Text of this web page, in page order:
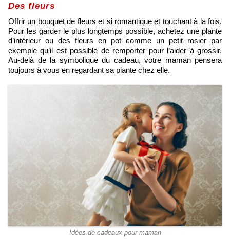
Des fleurs
Offrir un bouquet de fleurs et si romantique et touchant à la fois.
Pour les garder le plus longtemps possible, achetez une plante
d’intérieur ou des fleurs en pot comme un petit rosier par
exemple qu’il est possible de remporter pour l’aider à grossir.
Au-delà de la symbolique du cadeau, votre maman pensera
toujours à vous en regardant sa plante chez elle.
Idées de cadeaux pour maman